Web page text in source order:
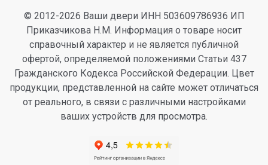
© 2012-2026 Ваши двери ИНН 503609786936 ИП
Приказчикова Н.М. Информация о товаре носит
справочный характер и не является публичной
офертой, определяемой положениями Статьи 437
Гражданского Кодекса Российской Федерации. Цвет
продукции, представленной на сайте может отличаться
от реального, в связи с различными настройками
ваших устройств для просмотра.